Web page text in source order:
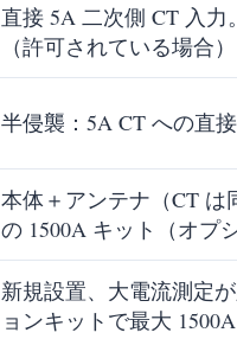
直接 5A 二次側 CT 入
（許可されている場合）
半侵襲：5A CT への直
本体＋アンテナ（CT は
の 1500A キット（オプ
新規設置、大電流測定
ョンキットで最大 1500A